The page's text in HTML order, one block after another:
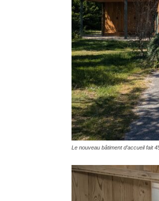
Le nouveau bâtiment d’accueil fait